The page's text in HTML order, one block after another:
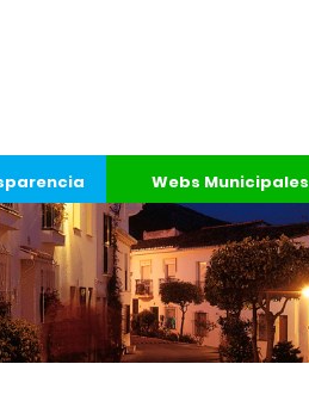
Webs Municipales